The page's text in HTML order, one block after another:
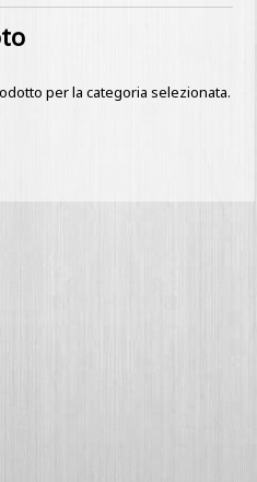
per la categoria selezionata.